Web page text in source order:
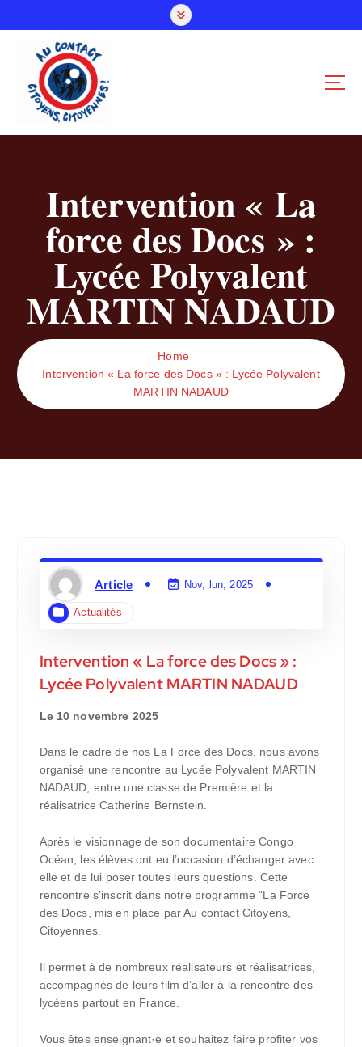
o
Intervention « La
force des Docs » :
Lycée Polyvalent
MARTIN NADAUD
Home
Intervention « La force des Docs » : Lycée Polyvalent
MARTIN NADAUD
Article Nov, lun, 2025
Actualités
Intervention « La force des Docs » :
Lycée Polyvalent MARTIN NADAUD
Le 10 novembre 2025
Dans le cadre de nos La Force des Docs, nous avons
organisé une rencontre au Lycée Polyvalent MARTIN
NADAUD, entre une classe de Première et la
réalisatrice Catherine Bernstein.
Après le visionnage de son documentaire Congo
Océan, les élèves ont eu l’occasion d’échanger avec
elle et de lui poser toutes leurs questions. Cette
rencontre s’inscrit dans notre programme “La Force
des Docs, mis en place par Au contact Citoyens,
Citoyennes.
Il permet à de nombreux réalisateurs et réalisatrices,
accompagnés de leurs film d’aller à la rencontre des
lycéens partout en France.
Vous êtes enseignant·e et souhaitez faire profiter vos